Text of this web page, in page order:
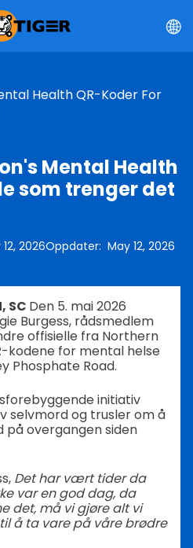
Health QR-Koder For
Mental Health
som trenger det
2026Oppdater: May 12, 2026
SC Den 5. mai 2026
Burgess, rådsmedlem
offisielle fra Northern
kodene for mental helse
Phosphate Road.
initiativ
selvmord og trusler om å
på overgangen siden
Det har vært tider da
var en god dag, da
det, må vi gjøre alt vi
å ta vare på våre brødre